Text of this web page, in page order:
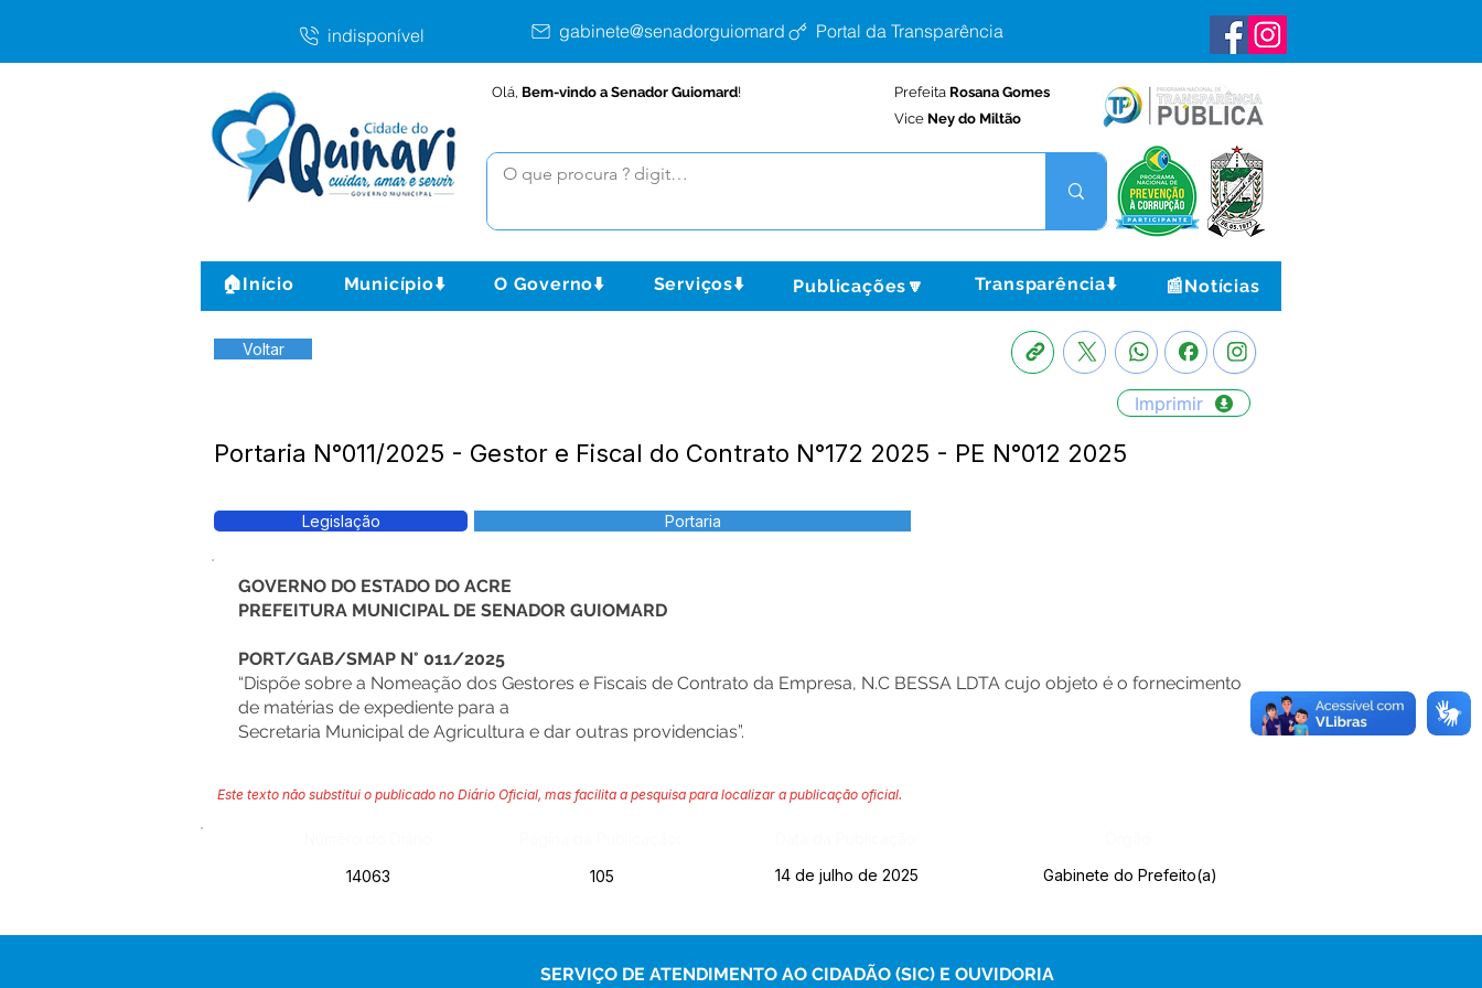
indisponível gabinete@senadorguiomard.ac.gov.brPortal da Transparência
Olá, Bem-vindo a Senador Guiomard! Prefeita Rosana Gomes
Vice Ney do Miltão
🏠Início Município⬇️ O Governo⬇️ Serviços⬇️ Publicações🔽 Transparência⬇️ 📰Notícias
Voltar
Imprimir
Portaria N°011/2025 - Gestor e Fiscal do Contrato N°172 2025 - PE N°012 2025
Legislação Portaria
GOVERNO DO ESTADO DO ACRE
PREFEITURA MUNICIPAL DE SENADOR GUIOMARD
PORT/GAB/SMAP N° 011/2025
“Dispõe sobre a Nomeação dos Gestores e Fiscais de Contrato da Empresa, N.C BESSA LDTA cujo objeto é o fornecimento
de matérias de expediente para a
Secretaria Municipal de Agricultura e dar outras providencias”.
Este texto não substitui o publicado no Diário Oficial, mas facilita a pesquisa para localizar a publicação oficial.
14063
105 14 de julho de 2025 Gabinete do Prefeito(a)
SERVIÇO DE ATENDIMENTO AO CIDADÃO (SIC) E OUVIDORIA